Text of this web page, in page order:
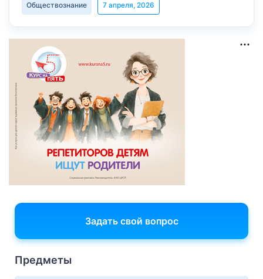
Обществознание 7 апреля, 2026
Задать свой вопрос
Предметы